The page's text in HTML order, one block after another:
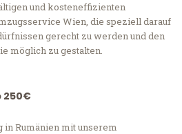
und kosteneffizienten
Wien, die speziell darauf
gerecht zu werden und den
möglich zu gestalten.
250€
in Rumänien mit unserem